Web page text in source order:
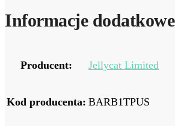
Informacje dodatkowe
Producent: Jellycat Limited
Kod producenta: BARB1TPUS